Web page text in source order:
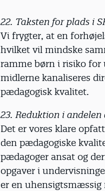
22. Taksten for plads i
Vi frygter, at en
hvilket vil mindske
ramme børn i risiko for
midlerne kanaliseres
pædagogisk kvalitet.
23. Reduktion i
Det er vores klare
den pædagogiske
pædagoger ansat og
opgaver i
er en uhensigtsmæssig